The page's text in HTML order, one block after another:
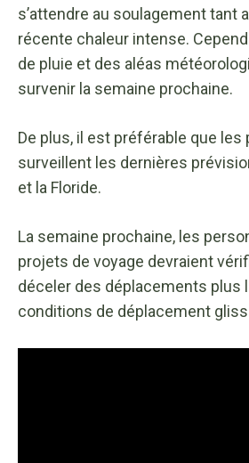
s’attendre au soulagement tant
récente chaleur intense.
de pluie et des aléas
survenir la semaine prochaine.
De plus, il est préférable que les
surveillent les dernières
et la Floride.
La semaine prochaine, les
projets de voyage devraient
déceler des déplacements plus
conditions de déplacement